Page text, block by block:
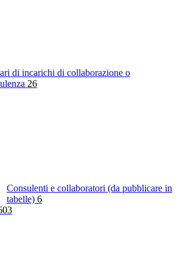
di incarichi di collaborazione o
26
Consulenti e collaboratori (da pubblicare in
tabelle) 6